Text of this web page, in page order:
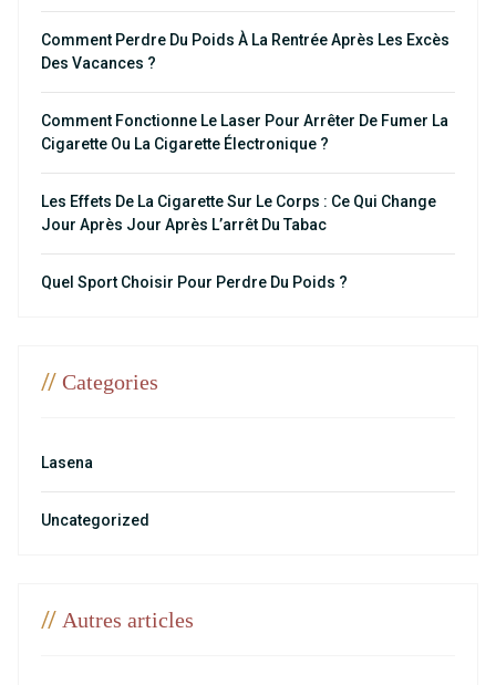
Comment Perdre Du Poids À La Rentrée Après Les Excès
Des Vacances ?
Comment Fonctionne Le Laser Pour Arrêter De Fumer La
Cigarette Ou La Cigarette Électronique ?
Les Effets De La Cigarette Sur Le Corps : Ce Qui Change
Jour Après Jour Après L’arrêt Du Tabac
Quel Sport Choisir Pour Perdre Du Poids ?
// Categories
Lasena
Uncategorized
// Autres articles